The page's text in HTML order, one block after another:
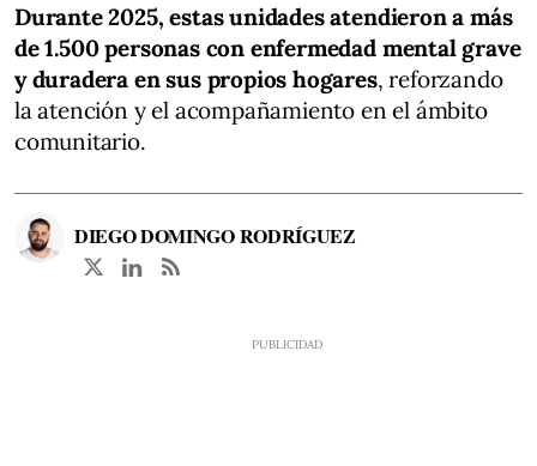
Durante 2025, estas unidades atendieron a más
de 1.500 personas con enfermedad mental grave
y duradera en sus propios hogares, reforzando
la atención y el acompañamiento en el ámbito
comunitario.
DIEGO DOMINGO RODRÍGUEZ